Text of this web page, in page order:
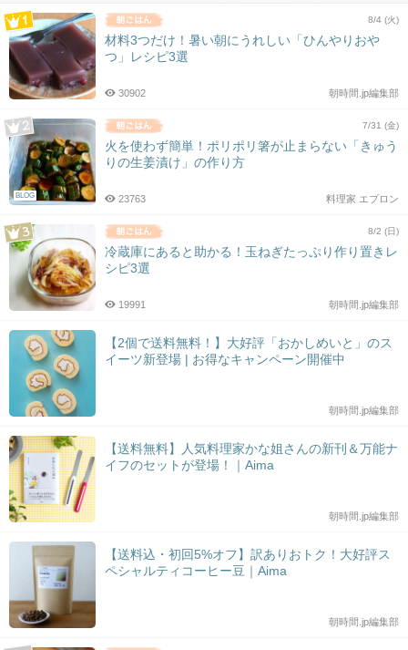
8/4 (火)
材料3つだけ！暑い朝にうれしい「ひんやりおや
つ」レシピ3選
朝時間.jp編集部
30902
BLOG
7/31 (金)
火を使わず簡単！ポリポリ箸が止まらない「きゅう
りの生姜漬け」の作り方
料理家 エプロン
23763
8/2 (日)
冷蔵庫にあると助かる！玉ねぎたっぷり作り置きレ
シピ3選
朝時間.jp編集部
19991
【2個で送料無料！】大好評「おかしめいと」のス
イーツ新登場 | お得なキャンペーン開催中
朝時間.jp編集部
【送料無料】人気料理家かな姐さんの新刊＆万能ナ
イフのセットが登場！｜Aima
朝時間.jp編集部
【送料込・初回5%オフ】訳ありおトク！大好評ス
ペシャルティコーヒー豆｜Aima
朝時間.jp編集部